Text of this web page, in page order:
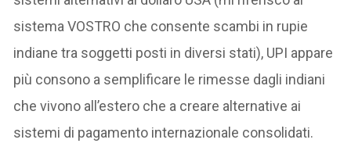
sistema VOSTRO che consente scambi in rupie
indiane tra soggetti posti in diversi stati), UPI appare
più consono a semplificare le rimesse dagli indiani
che vivono all’estero che a creare alternative ai
sistemi di pagamento internazionale consolidati.